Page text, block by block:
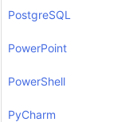
PostgreSQL
PowerPoint
PowerShell
PyCharm